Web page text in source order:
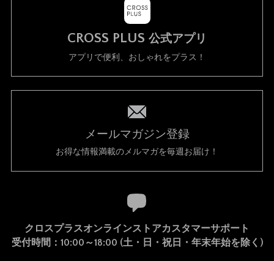
CROSS PLUS 公式アプリ
アプリで便利、おしゃれをプラス！
メールマガジン登録
お得な情報満載のメルマガを毎週お届け！
クロスプラスオンラインストアカスタマーサポート
受付時間：10:00～18:00 (土・日・祝日・年末年始を除く)